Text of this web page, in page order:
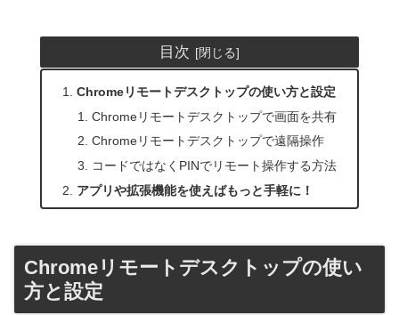
目次
Chromeリモートデスクトップの使い方と設定
Chromeリモートデスクトップで画面を共有
Chromeリモートデスクトップで遠隔操作
コードではなくPINでリモート操作する方法
アプリや拡張機能を使えばもっと手軽に！
Chromeリモートデスクトップの使い
方と設定